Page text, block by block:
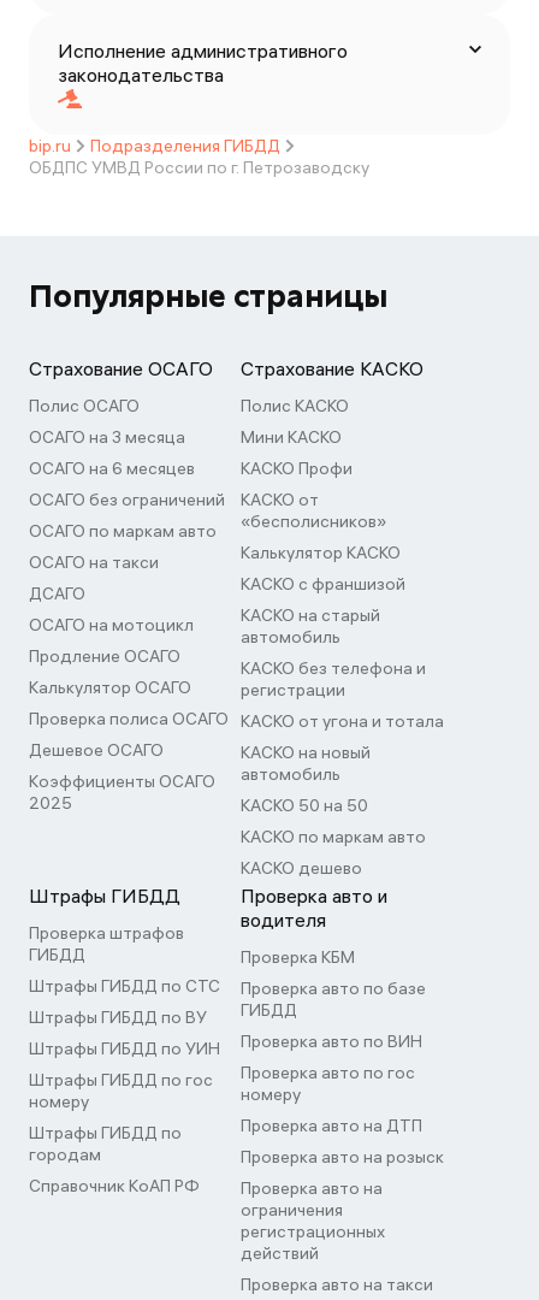
Исполнение административного
законодательства
bip.ru
Подразделения ГИБДД
ОБДПС УМВД России по г. Петрозаводску
Популярные страницы
Страхование ОСАГО
Полис ОСАГО
ОСАГО на 3 месяца
ОСАГО на 6 месяцев
ОСАГО без ограничений
ОСАГО по маркам авто
ОСАГО на такси
ДСАГО
ОСАГО на мотоцикл
Продление ОСАГО
Калькулятор ОСАГО
Проверка полиса ОСАГО
Дешевое ОСАГО
Коэффициенты ОСАГО
2025
Страхование КАСКО
Полис КАСКО
Мини КАСКО
КАСКО Профи
КАСКО от
«бесполисников»
Калькулятор КАСКО
КАСКО с франшизой
КАСКО на старый
автомобиль
КАСКО без телефона и
регистрации
КАСКО от угона и тотала
КАСКО на новый
автомобиль
КАСКО 50 на 50
КАСКО по маркам авто
КАСКО дешево
Штрафы ГИБДД
Проверка штрафов
ГИБДД
Штрафы ГИБДД по СТС
Штрафы ГИБДД по ВУ
Штрафы ГИБДД по УИН
Штрафы ГИБДД по гос
номеру
Штрафы ГИБДД по
городам
Справочник КоАП РФ
Проверка авто и
водителя
Проверка КБМ
Проверка авто по базе
ГИБДД
Проверка авто по ВИН
Проверка авто по гос
номеру
Проверка авто на ДТП
Проверка авто на розыск
Проверка авто на
ограничения
регистрационных
действий
Проверка авто на такси